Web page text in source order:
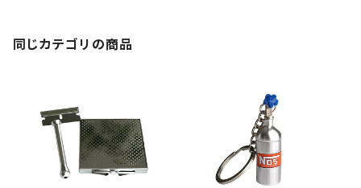
同じカテゴリの商品